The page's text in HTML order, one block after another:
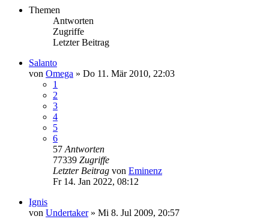
Themen
Antworten
Zugriffe
Letzter Beitrag
Salanto
von Omega » Do 11. Mär 2010, 22:03
1
2
3
4
5
6
57 Antworten
77339 Zugriffe
Letzter Beitrag von Eminenz
Fr 14. Jan 2022, 08:12
Ignis
von Undertaker» Mi 8. Jul 2009, 20:57